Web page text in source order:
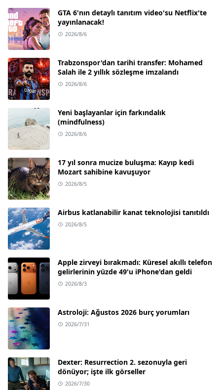
GTA 6'nın detaylı tanıtım video'su Netflix'te
yayınlanacak!
2026/8/6
Trabzonspor'dan tarihi transfer: Mohamed
Salah ile 2 yıllık sözleşme imzalandı
2026/8/6
Yeni başlayanlar için farkındalık
(mindfulness)
2026/8/6
17 yıl sonra mucize buluşma: Kayıp kedi
Mozart sahibine kavuşuyor
2026/8/5
Airbus katlanabilir kanat teknolojisi tanıtıldı
2026/8/5
Apple zirveyi bırakmadı: Küresel akıllı telefon
gelirlerinin yüzde 49'u iPhone'dan geldi
2026/8/3
Astroloji: Ağustos 2026 burç yorumları
2026/7/31
Dexter: Resurrection 2. sezonuyla geri
dönüyor; işte ilk görseller
2026/7/30